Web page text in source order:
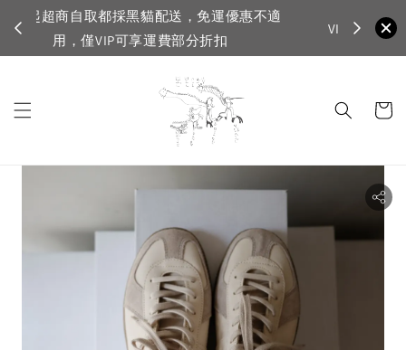
VIP滿1500免運，一般會員滿3500免運
首購登入